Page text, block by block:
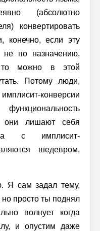
(абсолютно
конвертировать
если эту
не по назначению,
то можно в этой
Потому люди,
конверсии
они лишают себя
с имплисит-
шедевром,
Я сам задал тему,
но просто ты поднял
волнует когда
и опустим даже